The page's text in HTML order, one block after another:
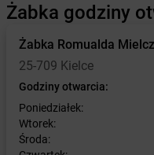
Żabka godziny
Żabka Romualda
25-709 Kielce
Godziny otwarcia:
Poniedziałek:
Wtorek:
Środa: